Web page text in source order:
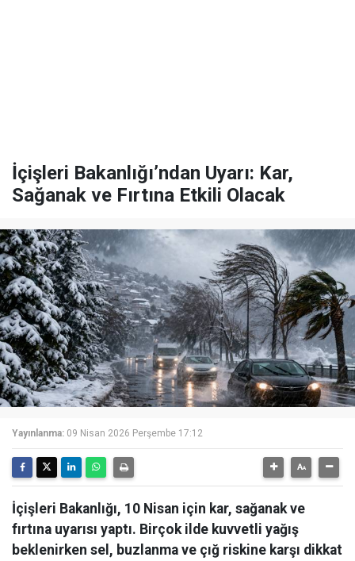
İçişleri Bakanlığı’ndan Uyarı: Kar,
Sağanak ve Fırtına Etkili Olacak
Yayınlanma: 09 Nisan 2026 Perşembe 17:12
İçişleri Bakanlığı, 10 Nisan için kar, sağanak ve
fırtına uyarısı yaptı. Birçok ilde kuvvetli yağış
beklenirken sel, buzlanma ve çığ riskine karşı dikkat